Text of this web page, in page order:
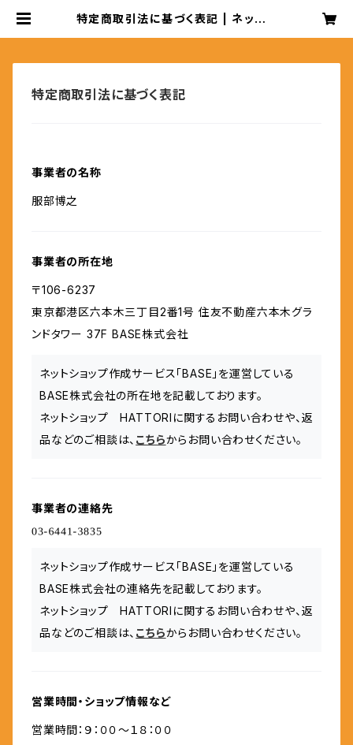
特定商取引法に基づく表記 | ネットシ
特定商取引法に基づく表記
事業者の名称
服部博之
事業者の所在地
〒106-6237
東京都港区六本木三丁目2番1号 住友不動産六本木グラ
ンドタワー 37F BASE株式会社
ネットショップ作成サービス「BASE」を運営している
BASE株式会社の所在地を記載しております。
ネットショップ HATTORIに関するお問い合わせや、返
品などのご相談は、 こちらからお問い合わせください。
事業者の連絡先
ネットショップ作成サービス「BASE」を運営している
BASE株式会社の連絡先を記載しております。
ネットショップ HATTORIに関するお問い合わせや、返
品などのご相談は、 こちらからお問い合わせください。
営業時間・ショップ情報など
営業時間：９：００～１８：００